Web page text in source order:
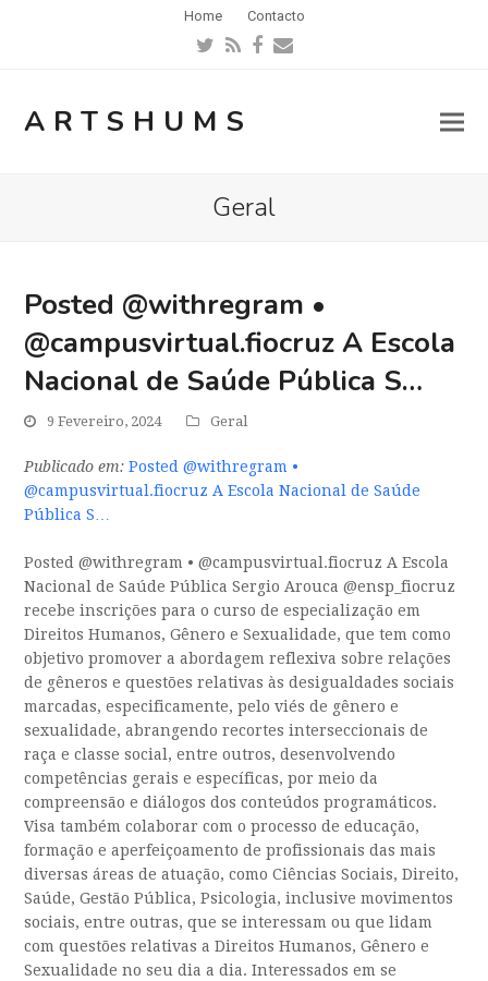
Home Contacto
Twitter
RSSFacebook
Email
ARTSHUMS
Geral
Posted @withregram •
@campusvirtual.fiocruz A Escola
Nacional de Saúde Pública S…
9 Fevereiro, 2024 Geral
Publicado em: Posted @withregram •
@campusvirtual.fiocruz A Escola Nacional de Saúde
Pública S…
Posted @withregram • @campusvirtual.fiocruz A Escola
Nacional de Saúde Pública Sergio Arouca @ensp_fiocruz
recebe inscrições para o curso de especialização em
Direitos Humanos, Gênero e Sexualidade, que tem como
objetivo promover a abordagem reflexiva sobre relações
de gêneros e questões relativas às desigualdades sociais
marcadas, especificamente, pelo viés de gênero e
sexualidade, abrangendo recortes interseccionais de
raça e classe social, entre outros, desenvolvendo
competências gerais e específicas, por meio da
compreensão e diálogos dos conteúdos programáticos.
Visa também colaborar com o processo de educação,
formação e aperfeiçoamento de profissionais das mais
diversas áreas de atuação, como Ciências Sociais, Direito,
Saúde, Gestão Pública, Psicologia, inclusive movimentos
sociais, entre outras, que se interessam ou que lidam
com questões relativas a Direitos Humanos, Gênero e
Sexualidade no seu dia a dia. Interessados em se